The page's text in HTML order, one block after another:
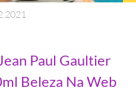
2021
Paul Gaultier
Beleza Na Web